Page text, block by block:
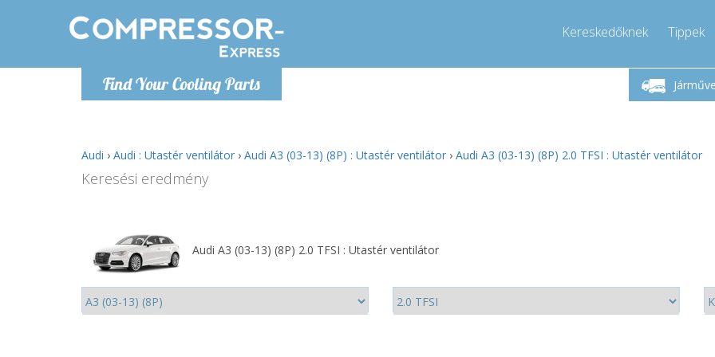
Find Your Cooling Parts
Kereskedőknek Tippek
Hétfő-Péntek 9-17
Hívjon!
Audi › Audi : Utastér ventilátor › Audi A3 (03-13) (8P) : Utastér ventilátor › Audi A3 (03-13) (8P) 2.0 TFSI : Utastér ventilátor
Keresési eredmény
Audi A3 (03-13) (8P) 2.0 TFSI : Utastér ventilátor